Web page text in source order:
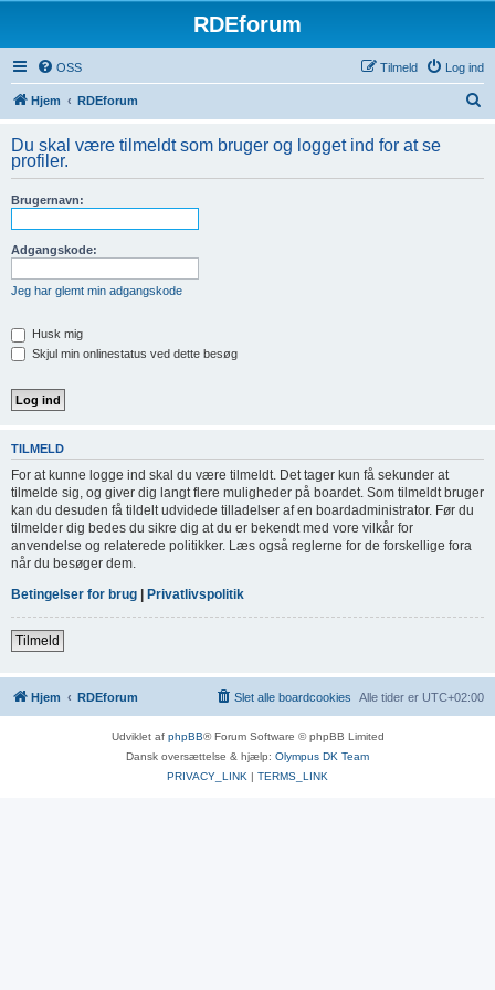
RDEforum
OSS Log ind
Tilmeld
Hjem RDEforum
Du skal være tilmeldt som bruger og logget ind for at se
profiler.
Brugernavn:
Adgangskode:
Jeg har glemt min adgangskode
Husk mig
Skjul min onlinestatus ved dette besøg
TILMELD
For at kunne logge ind skal du være tilmeldt. Det tager kun få sekunder at
tilmelde sig, og giver dig langt flere muligheder på boardet. Som tilmeldt bruger
kan du desuden få tildelt udvidede tilladelser af en boardadministrator. Før du
tilmelder dig bedes du sikre dig at du er bekendt med vore vilkår for
anvendelse og relaterede politikker. Læs også reglerne for de forskellige fora
når du besøger dem.
Betingelser for brug | Privatlivspolitik
Tilmeld
Hjem RDEforum Alle tider er UTC+02:00
Slet alle boardcookies
Udviklet af phpBB® Forum Software © phpBB Limited
Dansk oversættelse & hjælp: Olympus DK Team
PRIVACY_LINK | TERMS_LINK